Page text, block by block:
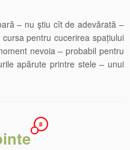
– nu ştiu cît de adevărată –
pentru cucerirea spațiului
nevoia – probabil pentru
apărute printre stele – unui
8